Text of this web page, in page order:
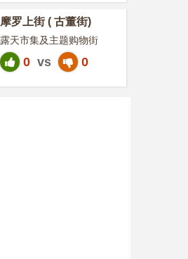
摩罗上街 ( 古董街)
露天市集及主题购物街
0 vs 0